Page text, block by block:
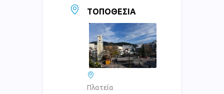
ΤΟΠΟΘΕΣΊΑ
Πλατεία